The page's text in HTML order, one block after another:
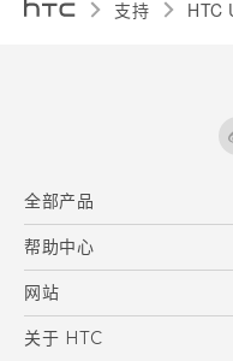
支持 HTC
全部产品
区块链智能手机
VIVE
帮助中心
在线客服
支援与服务
网站
HTC Dev
关于 HTC